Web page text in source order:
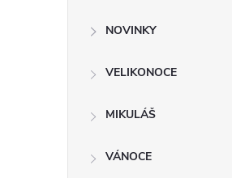
NOVINKY
VELIKONOCE
MIKULÁŠ
VÁNOCE
bílé tabule